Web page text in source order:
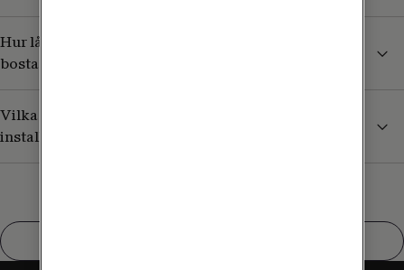
Hur lång tid tar det att installera fiber i en hel
bostadsrättsförening?
Vilka tekniska begränsningar kan påverka
installationen av fiber i en äldre fastighet?